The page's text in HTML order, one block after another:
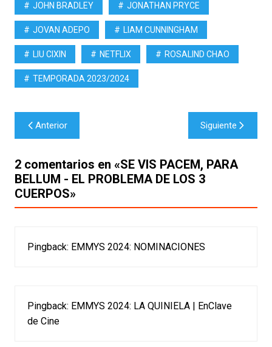
JOHN BRADLEY JONATHAN PRYCE
JOVAN ADEPO LIAM CUNNINGHAM
LIU CIXIN NETFLIX ROSALIND CHAO
TEMPORADA 2023/2024
Navegación
de
entradas
Anterior Siguiente
2 comentarios en «SE VIS PACEM, PARA
BELLUM - EL PROBLEMA DE LOS 3
CUERPOS»
Pingback: EMMYS 2024: NOMINACIONES
Pingback: EMMYS 2024: LA QUINIELA | EnClave
de Cine